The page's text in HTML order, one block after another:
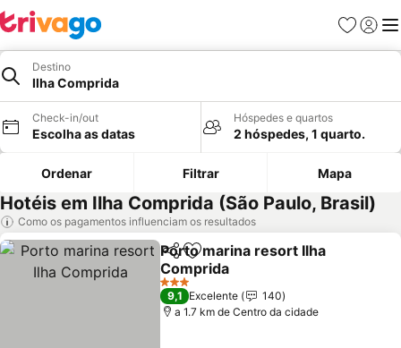
Favoritos
Iniciar
Destino
Ilha Comprida
Check-in/out
Escolha as datas
Hóspedes e quartos
2 hóspedes, 1 quarto.
Ordenar Filtrar Mapa
Hotéis em Ilha Comprida (São Paulo, Brasil)
Como os pagamentos influenciam os resultados
PartilharAdicionar aos favoritos
Porto marina resort Ilha
Comprida
Ver preços
3 Estrelas
9,1 Excelente
140
a 1.7 km de Centro da cidade